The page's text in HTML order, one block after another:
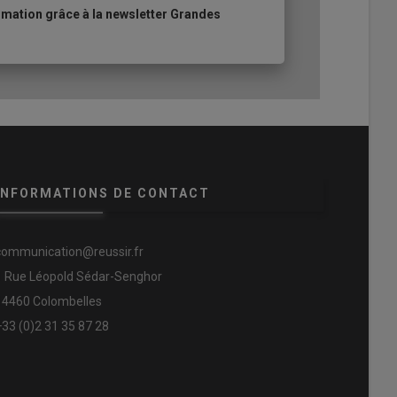
grâce à la newsletter Grandes
INFORMATIONS DE CONTACT
Rue Léopold Sédar-Senghor
Colombelles
(0)2 31 35 87 28